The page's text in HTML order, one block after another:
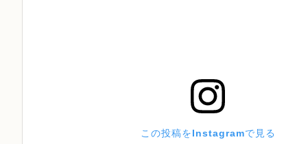
この投稿をInstagramで見る